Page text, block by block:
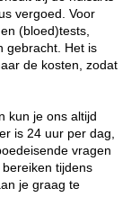
vergoed. Voor
(bloed)tests,
gebracht. Het is
de kosten, zodat
kun je ons altijd
is 24 uur per dag,
vragen
tijdens
je graag te